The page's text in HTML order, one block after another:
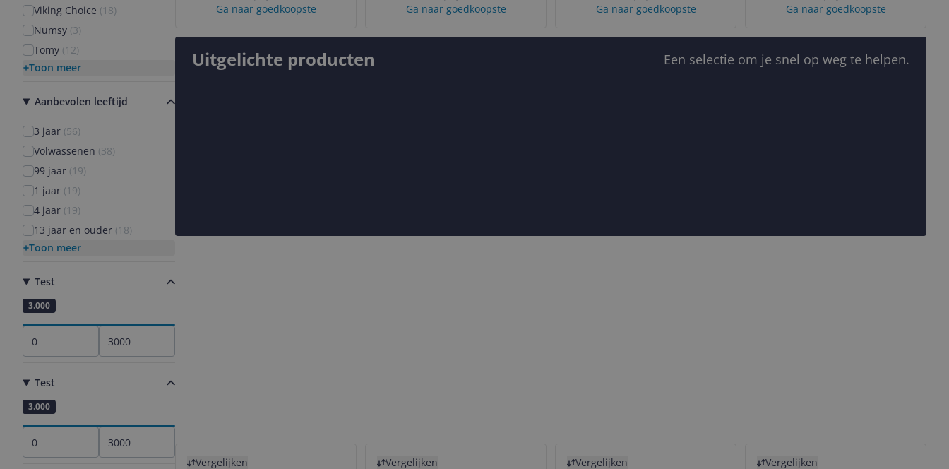
Viking Choice (18)
Numsy (3)
Tomy (12)
Toon meer
Aanbevolen leeftijd
3 jaar (56)
Volwassenen (38)
99 jaar (19)
1 jaar (19)
4 jaar (19)
13 jaar en ouder (18)
Toon meer
Test
0
3.000
Test
0
3.000
Beige Speeltapijt voor
Woonkamer &
Kinderkamer -
Opvouwbaar +
Ga naar goedkoopste
Ga naar goedkoopste
Ga naar goedkoopste
Ga naar goedkoopste
Uitgelichte producten Een selectie om je snel op weg te helpen.
Vergelijken Vergelijken Vergelijken Vergelijken